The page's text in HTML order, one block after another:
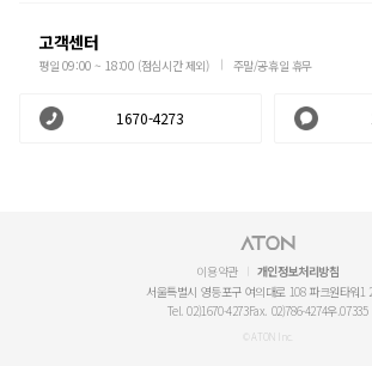
고객센터
평일 09:00 ~ 18:00 (점심시간 제외) 주말/공휴일 휴무
1670-4273
이용약관
개인정보처리방침
서울특별시 영등포구 여의대로 108 파크원타워1
Tel. 02)1670-4273Fax. 02)786-4274우.07335
© ATON Inc.